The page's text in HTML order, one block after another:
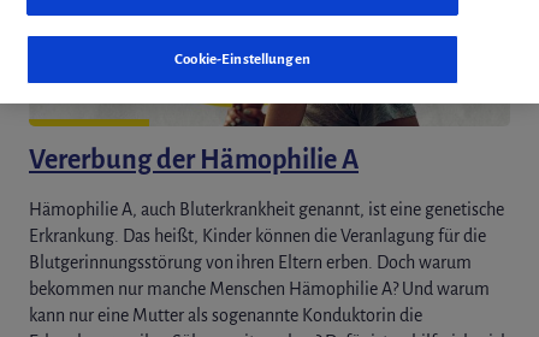
Vererbung der Hämophilie A
Hämophilie A, auch Bluterkrankheit genannt, ist eine genetische
Erkrankung. Das heißt, Kinder können die Veranlagung für die
Blutgerinnungsstörung von ihren Eltern erben. Doch warum
bekommen nur manche Menschen Hämophilie A? Und warum
kann nur eine Mutter als sogenannte Konduktorin die
Cookie-Einstellungen